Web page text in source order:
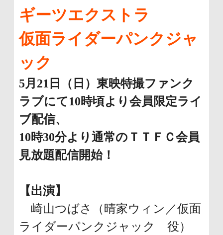
ギーツエクストラ
仮面ライダーパンクジャ
ック
5月21日（日）東映特撮ファンク
ラブにて10時頃より会員限定ライ
ブ配信、
10時30分より通常のＴＴＦＣ会員
見放題配信開始！
【出演】
崎山つばさ（晴家ウィン／仮面
ライダーパンクジャック 役）